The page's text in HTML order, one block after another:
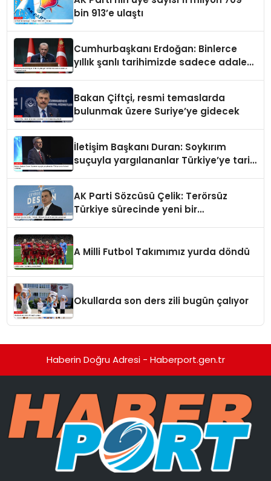
bin 913’e ulaştı
Cumhurbaşkanı Erdoğan: Binlerce
yıllık şanlı tarihimizde sadece adalet
Bakan Çiftçi, resmi temaslarda
bulunmak üzere Suriye’ye gidecek
İletişim Başkanı Duran: Soykırım
suçuyla yargılananlar Türkiye’ye tarih
AK Parti Sözcüsü Çelik: Terörsüz
Türkiye sürecinde yeni bir
A Milli Futbol Takımımız yurda döndü
Okullarda son ders zili bugün çalıyor
Haberin Doğru Adresi - Haberport.gen.tr